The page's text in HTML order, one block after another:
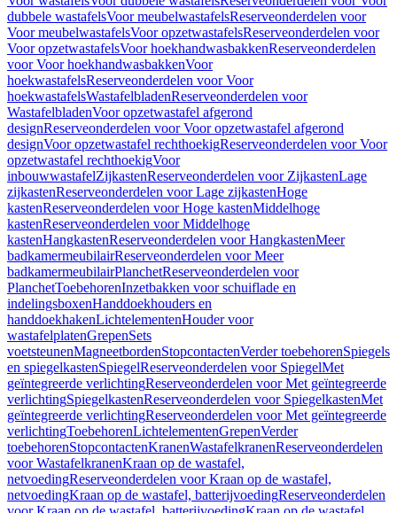
dubbele wastafelsVoor meubelwastafelsReserveonderdelen voor
Voor meubelwastafelsVoor opzetwastafelsReserveonderdelen voor
Voor opzetwastafelsVoor hoekhandwasbakkenReserveonderdelen
voor Voor hoekhandwasbakkenVoor
hoekwastafelsReserveonderdelen voor Voor
hoekwastafelsWastafelbladenReserveonderdelen voor
WastafelbladenVoor opzetwastafel afgerond
designReserveonderdelen voor Voor opzetwastafel afgerond
designVoor opzetwastafel rechthoekigReserveonderdelen voor Voor
opzetwastafel rechthoekigVoor
inbouwwastafelZijkastenReserveonderdelen voor ZijkastenLage
zijkastenReserveonderdelen voor Lage zijkastenHoge
kastenReserveonderdelen voor Hoge kastenMiddelhoge
kastenReserveonderdelen voor Middelhoge
kastenHangkastenReserveonderdelen voor HangkastenMeer
badkamermeubilairReserveonderdelen voor Meer
badkamermeubilairPlanchetReserveonderdelen voor
PlanchetToebehorenInzetbakken voor schuiflade en
indelingsboxenHanddoekhouders en
handdoekhakenLichtelementenHouder voor
wastafelplatenGrepenSets
voetsteunenMagneetbordenStopcontactenVerder toebehorenSpiegels
en spiegelkastenSpiegelReserveonderdelen voor SpiegelMet
geïntegreerde verlichtingReserveonderdelen voor Met geïntegreerde
verlichtingSpiegelkastenReserveonderdelen voor SpiegelkastenMet
geïntegreerde verlichtingReserveonderdelen voor Met geïntegreerde
verlichtingToebehorenLichtelementenGrepenVerder
toebehorenStopcontactenKranenWastafelkranenReserveonderdelen
voor WastafelkranenKraan op de wastafel,
netvoedingReserveonderdelen voor Kraan op de wastafel,
netvoedingKraan op de wastafel, batterijvoedingReserveonderdelen